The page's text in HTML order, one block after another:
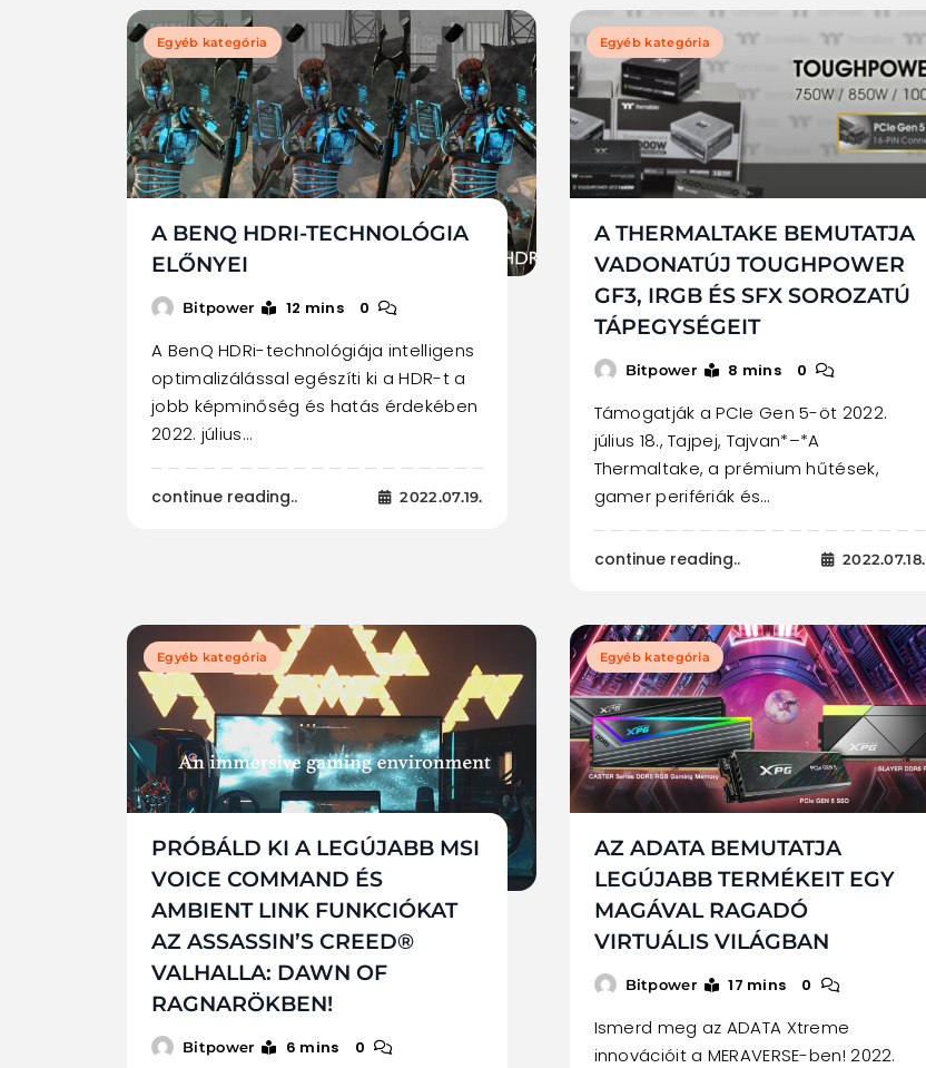
Egyéb kategória
A BENQ HDRI-TECHNOLÓGIA
ELŐNYEI
Bitpower 12 mins 0
A BenQ HDRi-technológiája intelligens
optimalizálással egészíti ki a HDR-t a
jobb képminőség és hatás érdekében
2022. július…
continue reading.. 2022.07.19.
Egyéb kategória
A THERMALTAKE BEMUTATJA
VADONATÚJ TOUGHPOWER
GF3, IRGB ÉS SFX SOROZATÚ
TÁPEGYSÉGEIT
Bitpower 8 mins 0
Támogatják a PCIe Gen 5-öt 2022.
július 18., Tajpej, Tajvan*–*A
Thermaltake, a prémium hűtések,
gamer perifériák és…
continue reading.. 2022.07.18.
Egyéb kategória
PRÓBÁLD KI A LEGÚJABB MSI
VOICE COMMAND ÉS
AMBIENT LINK FUNKCIÓKAT
AZ ASSASSIN’S CREED®
VALHALLA: DAWN OF
RAGNARÖKBEN!
Bitpower 6 mins 0
Egyéb kategória
AZ ADATA BEMUTATJA
LEGÚJABB TERMÉKEIT EGY
MAGÁVAL RAGADÓ
VIRTUÁLIS VILÁGBAN
Bitpower 17 mins 0
Ismerd meg az ADATA Xtreme
innovációit a MERAVERSE-ben! 2022.